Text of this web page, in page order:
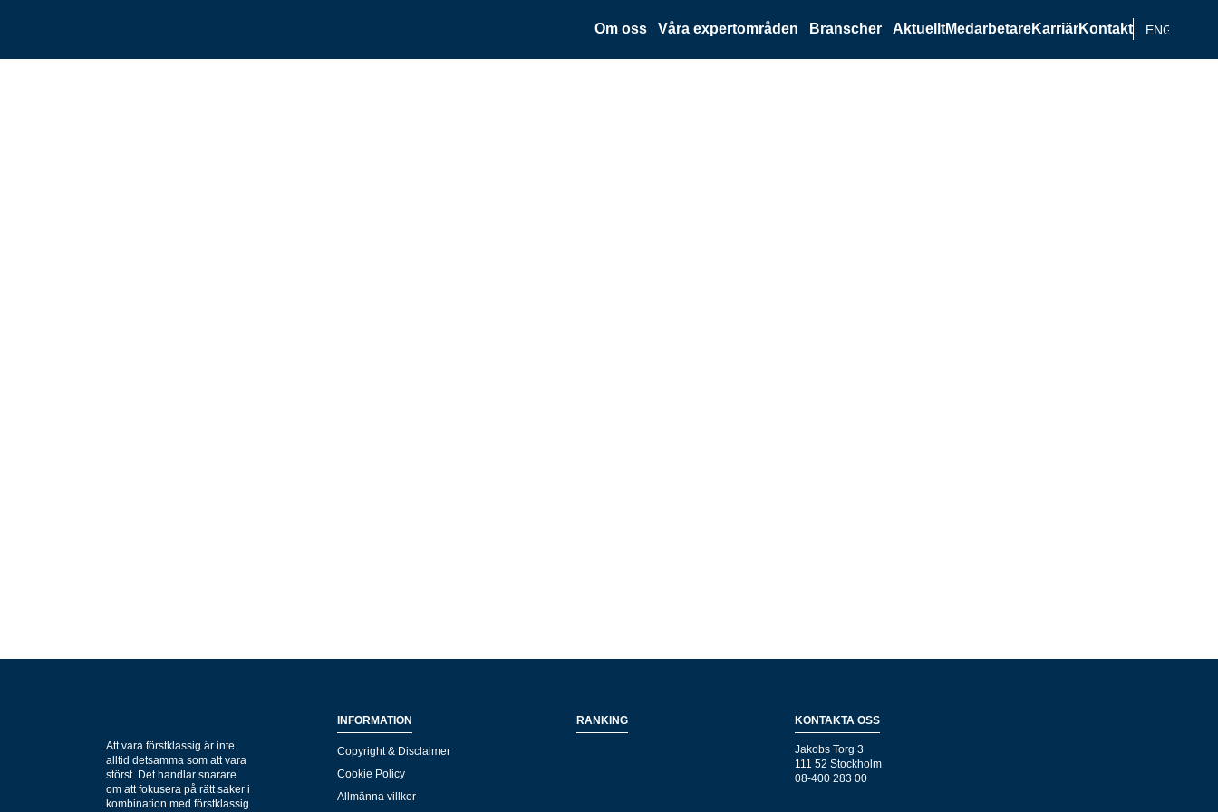
Om oss Våra expertområden Branscher AktuelltMedarbetareKarriärKontakt ENGELSKA
Att vara förstklassig är inte
alltid detsamma som att vara
störst. Det handlar snarare
om att fokusera på rätt saker i
kombination med förstklassig
INFORMATION
Copyright & Disclaimer
Cookie Policy
Allmänna villkor
RANKING KONTAKTA OSS
Jakobs Torg 3
111 52 Stockholm
08-400 283 00